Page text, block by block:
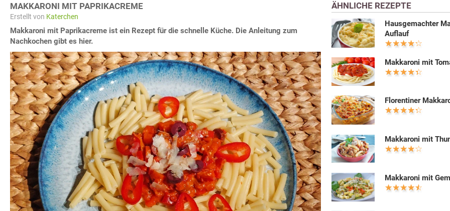
MAKKARONI MIT PAPRIKACREME
Erstellt von Katerchen
Makkaroni mit Paprikacreme ist ein Rezept für die schnelle Küche. Die Anleitung zum
Nachkochen gibt es hier.
ÄHNLICHE REZEPTE
Hausgemachter
Auflauf
Makkaroni mit
Florentiner
Makkaroni mit
Makkaroni mit